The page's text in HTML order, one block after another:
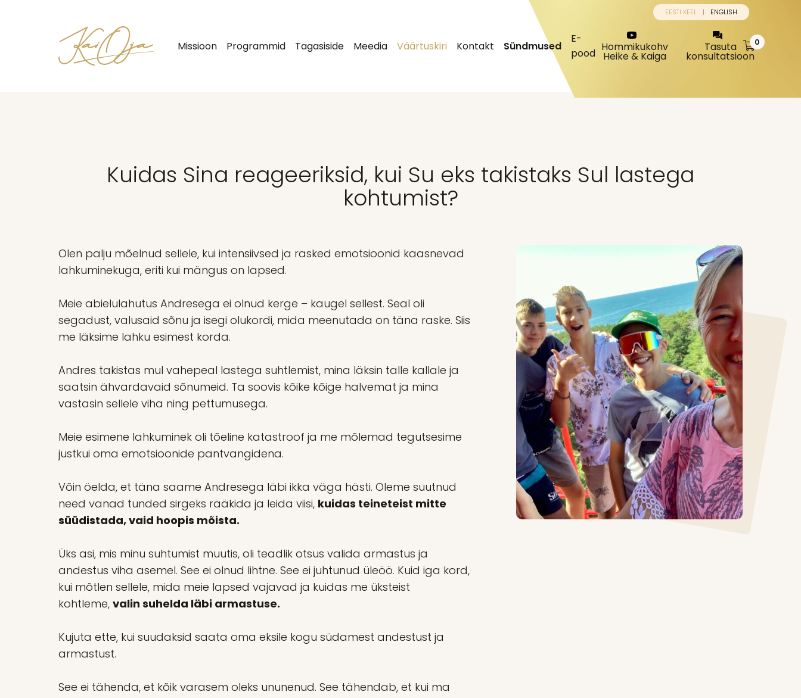
Missioon Programmid Tagasiside Meedia Väärtuskiri Kontakt Sündmused
E-
pood Hommikukohv
Heike & Kaiga
Tasuta
konsultatsioon
0
EESTI KEEL ENGLISH
Kuidas Sina reageeriksid, kui Su eks takistaks Sul lastega
kohtumist?
Olen palju mõelnud sellele, kui intensiivsed ja rasked emotsioonid kaasnevad
lahkuminekuga, eriti kui mängus on lapsed.
Meie abielulahutus Andresega ei olnud kerge – kaugel sellest. Seal oli
segadust, valusaid sõnu ja isegi olukordi, mida meenutada on täna raske. Siis
me läksime lahku esimest korda.
Andres takistas mul vahepeal lastega suhtlemist, mina läksin talle kallale ja
saatsin ähvardavaid sõnumeid. Ta soovis kõike kõige halvemat ja mina
vastasin sellele viha ning pettumusega.
Meie esimene lahkuminek oli tõeline katastroof ja me mõlemad tegutsesime
justkui oma emotsioonide pantvangidena.
Võin öelda, et täna saame Andresega läbi ikka väga hästi. Oleme suutnud
need vanad tunded sirgeks rääkida ja leida viisi, kuidas teineteist mitte
süüdistada, vaid hoopis mõista.
Üks asi, mis minu suhtumist muutis, oli teadlik otsus valida armastus ja
andestus viha asemel. See ei olnud lihtne. See ei juhtunud üleöö. Kuid iga kord,
kui mõtlen sellele, mida meie lapsed vajavad ja kuidas me üksteist
kohtleme,valin suhelda läbi armastuse.
Kujuta ette, kui suudaksid saata oma eksile kogu südamest andestust ja
armastust.
See ei tähenda, et kõik varasem oleks ununenud. See tähendab, et kui ma